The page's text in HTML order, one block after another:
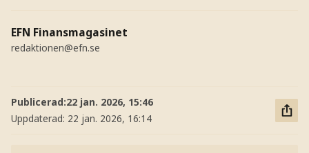
EFN Finansmagasinet
redaktionen@efn.se
Publicerad:22 jan. 2026, 15:46
Uppdaterad: 22 jan. 2026, 16:14